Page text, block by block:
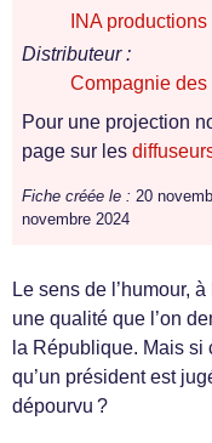
INA productions
Distributeur :
Compagnie
Pour une projection
page sur les
Fiche créée le : 20
novembre 2024
Le sens de l’humour,
une qualité que l’on
la République. Mais si
qu’un président est
dépourvu ?